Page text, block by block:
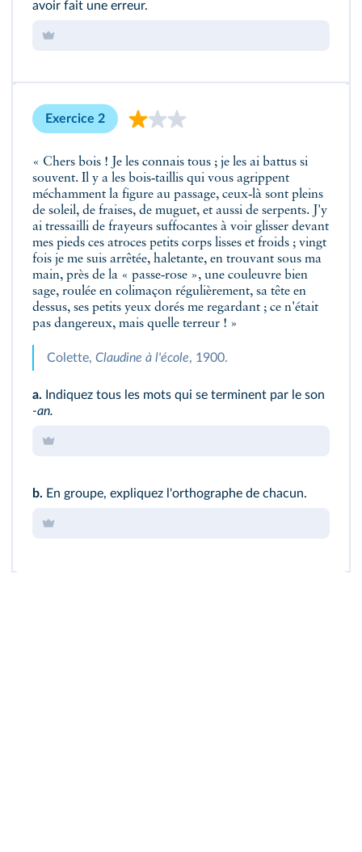
avoir fait une erreur.
Exercice 2
« Chers bois ! Je les connais tous ; je les ai battus si
souvent. Il y a les bois‑taillis qui vous agrippent
méchamment la figure au passage, ceux‑là sont pleins
de soleil, de fraises, de muguet, et aussi de serpents. J'y
ai tressailli de frayeurs suffocantes à voir glisser devant
mes pieds ces atroces petits corps lisses et froids ; vingt
fois je me suis arrêtée, haletante, en trouvant sous ma
main, près de la « passe‑rose », une couleuvre bien
sage, roulée en colimaçon régulièrement, sa tête en
dessus, ses petits yeux dorés me regardant ; ce n'était
pas dangereux, mais quelle terreur ! »
Colette, Claudine à l'école, 1900.
a. Indiquez tous les mots qui se terminent par le son
‑an.
b. En groupe, expliquez l'orthographe de chacun.